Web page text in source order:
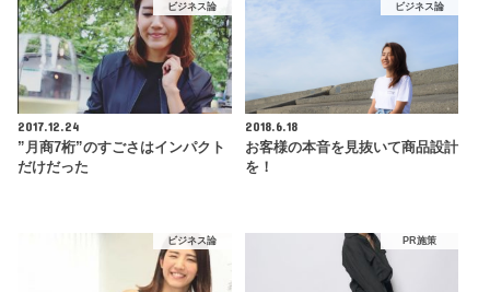
ビジネス論
2017.12.24
”月商7桁”のすごさはインパクト
だけだった
ビジネス論
2018.6.18
お客様の本音を見抜いて商品設計
を！
ビジネス論 PR施策